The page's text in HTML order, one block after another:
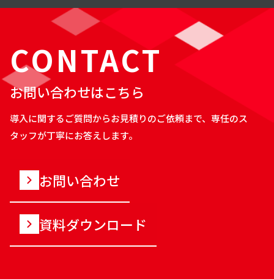
CONTACT
お問い合わせはこちら
導入に関するご質問からお見積りのご依頼まで、専任のス
タッフが丁寧にお答えします。
お問い合わせ
資料ダウンロード